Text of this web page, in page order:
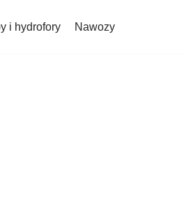
i hydrofory Nawozy